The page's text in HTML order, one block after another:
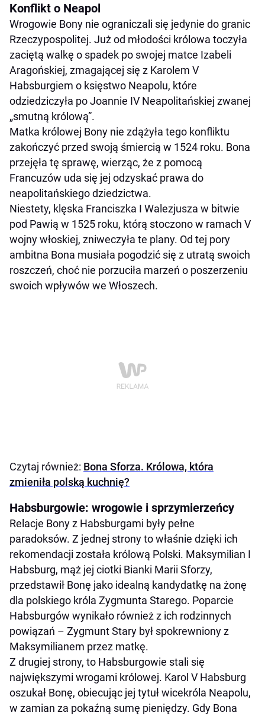
Konflikt o Neapol
Wrogowie Bony nie ograniczali się jedynie do granic
Rzeczypospolitej. Już od młodości królowa toczyła
zaciętą walkę o spadek po swojej matce Izabeli
Aragońskiej, zmagającej się z Karolem V
Habsburgiem o księstwo Neapolu, które
odziedziczyła po Joannie IV Neapolitańskiej zwanej
„smutną królową”.
Matka królowej Bony nie zdążyła tego konfliktu
zakończyć przed swoją śmiercią w 1524 roku. Bona
przejęła tę sprawę, wierząc, że z pomocą
Francuzów uda się jej odzyskać prawa do
neapolitańskiego dziedzictwa.
Niestety, klęska Franciszka I Walezjusza w bitwie
pod Pawią w 1525 roku, którą stoczono w ramach V
wojny włoskiej, zniweczyła te plany. Od tej pory
ambitna Bona musiała pogodzić się z utratą swoich
roszczeń, choć nie porzuciła marzeń o poszerzeniu
swoich wpływów we Włoszech.
Czytaj również: Bona Sforza. Królowa, która
zmieniła polską kuchnię?
Habsburgowie: wrogowie i sprzymierzeńcy
Relacje Bony z Habsburgami były pełne
paradoksów. Z jednej strony to właśnie dzięki ich
rekomendacji została królową Polski. Maksymilian I
Habsburg, mąż jej ciotki Bianki Marii Sforzy,
przedstawił Bonę jako idealną kandydatkę na żonę
dla polskiego króla Zygmunta Starego. Poparcie
Habsburgów wynikało również z ich rodzinnych
powiązań – Zygmunt Stary był spokrewniony z
Maksymilianem przez matkę.
Z drugiej strony, to Habsburgowie stali się
największymi wrogami królowej. Karol V Habsburg
oszukał Bonę, obiecując jej tytuł wicekróla Neapolu,
w zamian za pokaźną sumę pieniędzy. Gdy Bona